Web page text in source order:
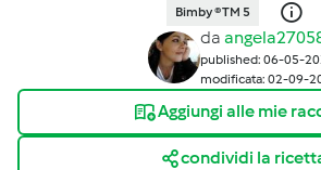
Bimby ® TM 5
da
published: 06-05-
modificata: 02-09-
Aggiungi alle mie
condividi la